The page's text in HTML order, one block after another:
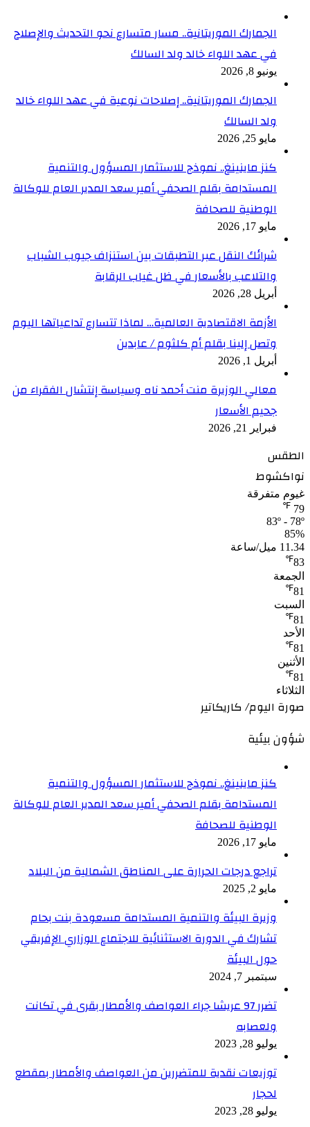
الجمارك الموريتانية.. مسار متسارع نحو التحديث والإصلاح
في عهد اللواء خالد ولد السالك
يونيو 8, 2026
الجمارك الموريتانية.. إصلاحات نوعية في عهد اللواء خالد
ولد السالك
مايو 25, 2026
كنز ماينينغ.. نموذج للاستثمار المسؤول والتنمية
المستدامة بقلم الصحفي أمير سعد المدير العام للوكالة
الوطنية للصحافة
مايو 17, 2026
شرائك النقل عبر التطبقات بين استنزاف جيوب الشباب
والتلاعب بالأسعار في ظل غياب الرقابة
أبريل 28, 2026
الأزمة الاقتصادية العالمية… لماذا تتسارع تداعياتها اليوم
وتصل إلينا بقلم أم كلثوم / عابدين
أبريل 1, 2026
معالي الوزيرة منت أحمد ناه وسياسة إنتشال الفقراء من
جحيم الأسعار
فبراير 21, 2026
الطقس
نواكشوط
غيوم متفرقة
79
℉
83º - 78º
85%
11.34 ميل/ساعة
83
℉
الجمعة
81
℉
السبت
81
℉
الأحد
81
℉
الأثنين
81
℉
الثلاثاء
صورة اليوم/ كاريكاتير
شؤون بيئية
كنز ماينينغ.. نموذج للاستثمار المسؤول والتنمية
المستدامة بقلم الصحفي أمير سعد المدير العام للوكالة
الوطنية للصحافة
مايو 17, 2026
تراجع درجات الحرارة على المناطق الشمالية من البلاد
مايو 2, 2025
وزيرة البيئة والتنمية المستدامة مسعودة بنت بحام
تشارك في الدورة الاستثنائية للاجتماع الوزاري الإفريقي
حول البيئة
سبتمبر 7, 2024
تضرر 97 عريشا جراء العواصف والأمطار بقرى في تكانت
ولعصابه
يوليو 28, 2023
توزيعات نقدية للمتضررين من العواصف والأمطار بمقطع
لحجار
يوليو 28, 2023